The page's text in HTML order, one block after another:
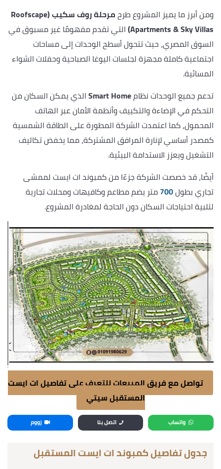
ومن أبرز ما يميز المشروع طرح
مرحلة روف سكيب (Roofscape
Apartments & Sky Villas) التي تقدم مفهومًا غير مسبوق في
السوق المصري، حيث تتحول أسطح الوحدات إلى مساحات
اجتماعية كاملة مجهزة لجلسات اليوغا الصباحية وحفلات الشواء
المسائية.
تدعم جميع الوحدات نظامSmart Homeالذي يمكن السكان من
التحكم في الإضاءة والتكييف وأنظمة الأمان عبر الهاتف
المحمول، كما اعتمدت الشركة المطورة على الطاقة الشمسية
كمصدر أساسي لإنارة المرافق المشتركة، مما يخفض تكاليف
التشغيل ويعزز الاستدامة البيئية.
أيضًا، قد خصصت الشركة جزءًا من كمبوند ات ايست لممشى
تجاري بطول700متر يضم مطاعم وكافيهات ومحلات تجارية
لتلبية احتياجات السكان دون الحاجة لمغادرة المشروع.
تواصل مع فريق المبيعات للتعرف على تفاصيل ات ايست
المستقبل سيتي
واتساب اتصل بنا زووم
جدول تفاصيل كمبوند ات ايست المستقبل